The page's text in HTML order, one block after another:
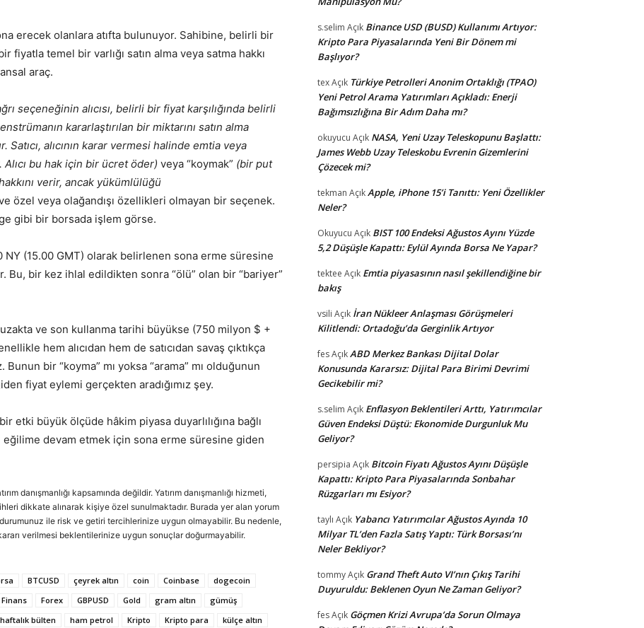
erecek olanlara atıfta bulunuyor. Sahibine, belirli bir
temel bir varlığı satın alma veya satma hakkı
araç.
seçeneğinin alıcısı, belirli bir fiyat karşılığında belirli
kararlaştırılan bir miktarını satın alma
alıcının karar vermesi halinde emtia veya
Alıcı bu hak için bir ücret öder) veya “koymak” (bir put
verir, ancak yükümlülüğü
özel veya olağandışı özellikleri olmayan bir seçenek.
gibi bir borsada işlem görse.
(15.00 GMT) olarak belirlenen sona erme süresine
Bu, bir kez ihlal edildikten sonra “ölü” olan bir “bariyer”
ve son kullanma tarihi büyükse (750 milyon $ +
hem alıcıdan hem de satıcıdan savaş çıktıkça
bir “koyma” mı yoksa “arama” mı olduğunun
fiyat eylemi gerçekten aradığımız şey.
büyük ölçüde hâkim piyasa duyarlılığına bağlı
eğilime devam etmek için sona erme süresine giden
danışmanlığı kapsamında değildir. Yatırım danışmanlığı hizmeti,
dikkate alınarak kişiye özel sunulmaktadır. Burada yer alan yorum
ile risk ve getiri tercihlerinize uygun olmayabilir. Bu nedenle,
verilmesi beklentilerinize uygun sonuçlar doğurmayabilir.
BTCUSD çeyrek altın coin Coinbase
dogecoin
Finans Forex GBPUSD Gold gram altın
gümüş
haftalık bülten ham petrol Kripto Kripto para
külçe altın
s.selim Açık Binance USD (BUSD) Kullanımı Artıyor:
Kripto Para Piyasalarında Yeni Bir Dönem mi
Başlıyor?
texAçık Türkiye Petrolleri Anonim Ortaklığı (TPAO)
Yeni Petrol Arama Yatırımları Açıkladı: Enerji
Bağımsızlığına Bir Adım Daha mı?
okuyucu Açık NASA, Yeni Uzay Teleskopunu Başlattı:
James Webb Uzay Teleskobu Evrenin Gizemlerini
Çözecek mi?
tekman AçıkApple, iPhone 15’i Tanıttı: Yeni Özellikler
Neler?
Okuyucu Açık BIST 100 Endeksi Ağustos Ayını Yüzde
5,2 Düşüşle Kapattı: Eylül Ayında Borsa Ne Yapar?
tektee Açık Emtia piyasasının nasıl şekillendiğine bir
bakış
vsili Açık İran Nükleer Anlaşması Görüşmeleri
Kilitlendi: Ortadoğu’da Gerginlik Artıyor
fesAçıkABD Merkez Bankası Dijital Dolar
Konusunda Kararsız: Dijital Para Birimi Devrimi
Gecikebilir mi?
s.selim Açık Enflasyon Beklentileri Arttı, Yatırımcılar
Güven Endeksi Düştü: Ekonomide Durgunluk Mu
Geliyor?
persipia Açık Bitcoin Fiyatı Ağustos Ayını Düşüşle
Kapattı: Kripto Para Piyasalarında Sonbahar
Rüzgarları mı Esiyor?
taylı Açık Yabancı Yatırımcılar Ağustos Ayında 10
Milyar TL’den Fazla Satış Yaptı: Türk Borsası’nı
Neler Bekliyor?
tommyAçık Grand Theft Auto VI’nın Çıkış Tarihi
Duyuruldu: Beklenen Oyun Ne Zaman Geliyor?
fesAçık Göçmen Krizi Avrupa’da Sorun Olmaya